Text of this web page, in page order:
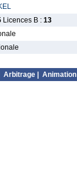
Licences B : 13
Arbitrage Animation